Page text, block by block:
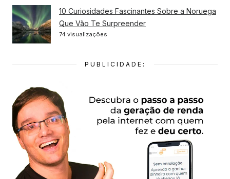
10 Curiosidades Fascinantes Sobre a Noruega
Que Vão Te Surpreender
74 visualizações
PUBLICIDADE: